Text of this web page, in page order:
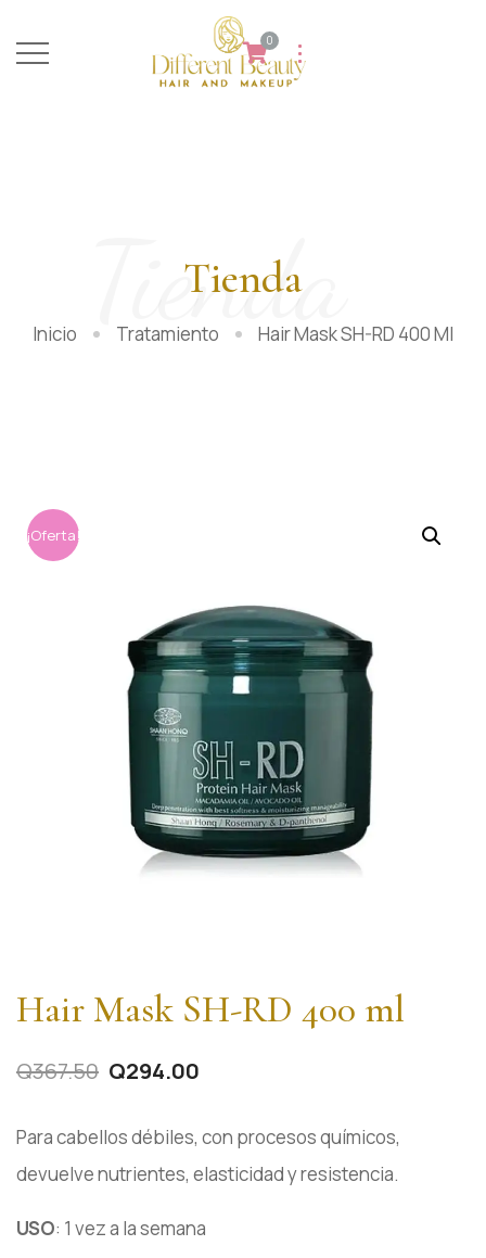
0
Tienda
Tienda
Inicio Tratamiento Hair Mask SH-RD 400 Ml
¡Oferta!
Hair Mask SH-RD 400 ml
Q367.50 Q294.00
Para cabellos débiles, con procesos químicos,
devuelve nutrientes, elasticidad y resistencia.
USO: 1 vez a la semana